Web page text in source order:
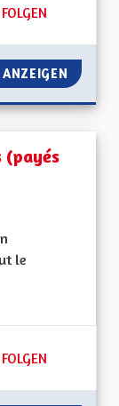
49 FOLLOWER
FOLGEN
RETOUR À UNE
(payés
le
49 FOLLOWER
FOLGEN
TRANSPORTS EN